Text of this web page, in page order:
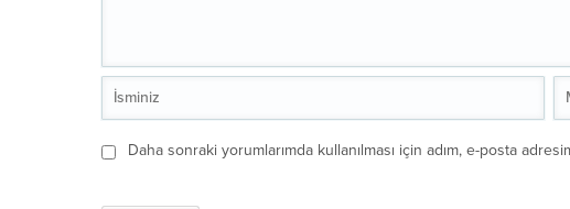
Daha sonraki yorumlarımda kullanılması için adım, e-posta